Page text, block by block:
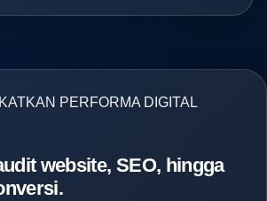
PERFORMA DIGITAL
website, SEO, hingga